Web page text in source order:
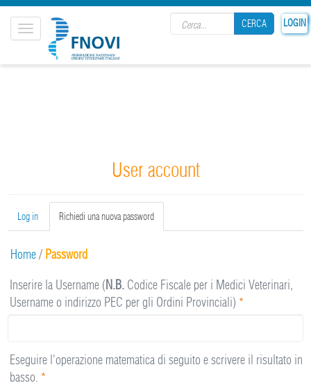
LOGIN
CERCA
Toggle
navigation
User account
Primary tabs
Log in Richiedi una nuova password
tab)
Home/ Password
Inserire la Username (N.B. Codice Fiscale per i Medici Veterinari,
Username o indirizzo PEC per gli Ordini Provinciali) *
Eseguire l'operazione matematica di seguito e scrivere il risultato in
basso. *